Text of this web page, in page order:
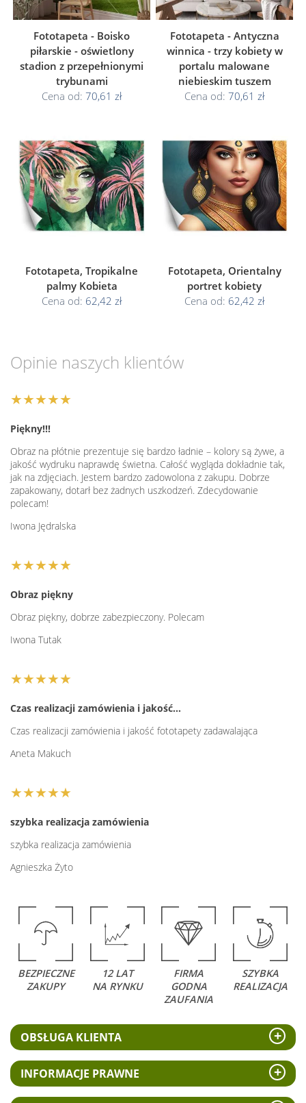
Fototapeta - Boisko
piłarskie - oświetlony
stadion z przepełnionymi
trybunami
Cena od: 70,61 zł
Fototapeta - Antyczna
winnica - trzy kobiety w
portalu malowane
niebieskim tuszem
Cena od: 70,61 zł
Fototapeta, Tropikalne
palmy Kobieta
Cena od: 62,42 zł
Fototapeta, Orientalny
portret kobiety
Cena od: 62,42 zł
Opinie naszych klientów
★★★★★
Piękny!!!
Obraz na płótnie prezentuje się bardzo ładnie – kolory są żywe, a
jakość wydruku naprawdę świetna. Całość wygląda dokładnie tak,
jak na zdjęciach. Jestem bardzo zadowolona z zakupu. Dobrze
zapakowany, dotarł bez żadnych uszkodzeń. Zdecydowanie
polecam!
Iwona Jędralska
★★★★★
Obraz piękny
Obraz piękny, dobrze zabezpieczony. Polecam
Iwona Tutak
★★★★★
Czas realizacji zamówienia i jakość…
Czas realizacji zamówienia i jakość fototapety zadawalająca
Aneta Makuch
★★★★★
szybka realizacja zamówienia
szybka realizacja zamówienia
Agnieszka Żyto
BEZPIECZNE
ZAKUPY
12 LAT
NA RYNKU
FIRMA
GODNA
ZAUFANIA
SZYBKA
REALIZACJA
OBSŁUGA KLIENTA
INFORMACJE PRAWNE